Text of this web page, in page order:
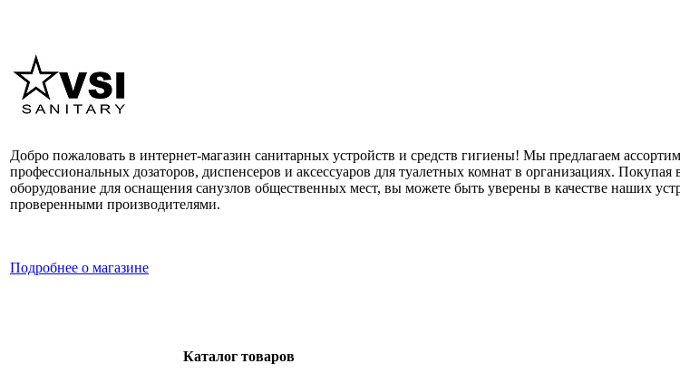
Добро пожаловать в интернет-магазин санитарных устройств и средств гигиены! Мы предлагаем
профессиональных дозаторов, диспенсеров и аксессуаров для туалетных комнат в организациях.
оборудование для оснащения санузлов общественных мест, вы можете быть уверены в качестве наших
проверенными производителями.
Подробнее о магазине
Каталог товаров